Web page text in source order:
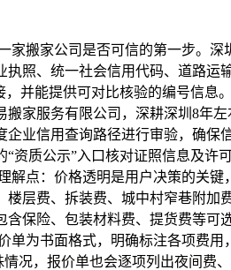
家搬家公司是否可信的第一步。
照、统一社会信用代码、道路
并能提供可对比核验的编号信
家服务有限公司，深耕深圳8年
业信用查询路径进行审验，确
质公示”入口核对证照信息及
解点：价格透明是用户决策的关
层费、拆装费、城中村窄巷附
保险、包装材料费、提货费等
为书面格式，明确标注各项费
况，报价单也会逐项列出夜间